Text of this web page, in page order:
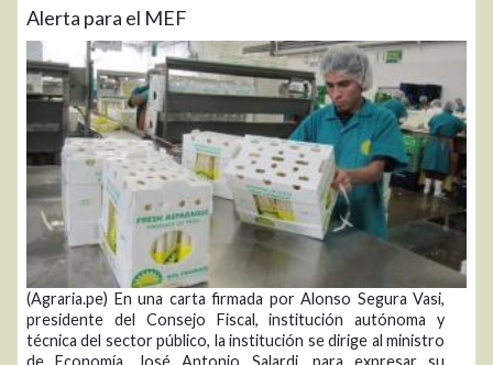
Alerta para el MEF
(Agraria.pe) En una carta firmada por Alonso Segura Vasi,
presidente del Consejo Fiscal, institución autónoma y
técnica del sector público, la institución se dirige al ministro
de Economía, José Antonio Salardi, para expresar su